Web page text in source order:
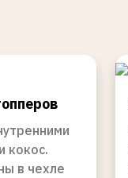
кокос.
в чехле